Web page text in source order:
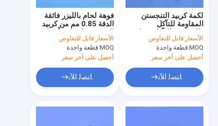
فوهة لحام بالليزر فائقة
الدقة 0.85 مم من كربيد
الموصلات
الأسعار:قابل للتفاوض
MOQ: قطعة واحدة
أحصل على آخر سعر
ﺎﺘﺼﻟ ﺍﻶﻧ
لكمة كربيد التنجستن
المقاومة للتآكل
عالية لتشكيل هدف من
الورق المقوى
الأسعار:قابل للتفاوض
MOQ: قطعة واحدة
أحصل على آخر سعر
ﺎﺘﺼﻟ ﺍﻶﻧ